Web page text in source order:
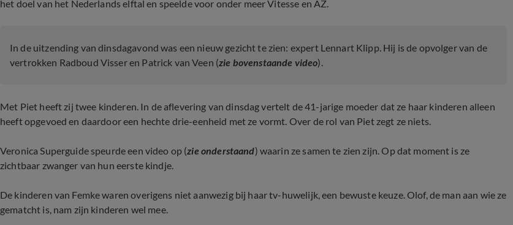
het doel van het Nederlands elftal en speelde voor onder meer Vitesse en AZ.
In de uitzending van dinsdagavond was een nieuw gezicht te zien: expert Lennart Klipp. Hij is de opvolger van de
vertrokken Radboud Visser en Patrick van Veen (zie bovenstaande video).
Met Piet heeft zij twee kinderen. In de aflevering van dinsdag vertelt de 41-jarige moeder dat ze haar kinderen alleen
heeft opgevoed en daardoor een hechte drie-eenheid met ze vormt. Over de rol van Piet zegt ze niets.
Veronica Superguide speurde een video op (zie onderstaand) waarin ze samen te zien zijn. Op dat moment is ze
zichtbaar zwanger van hun eerste kindje.
De kinderen van Femke waren overigens niet aanwezig bij haar tv-huwelijk, een bewuste keuze. Olof, de man aan wie ze
gematcht is, nam zijn kinderen wel mee.